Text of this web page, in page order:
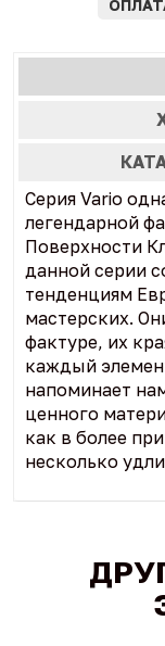
табы
Серия Vario
легендарной
Поверхности
данной серии
тенденциям
мастерских.
фактуре, их
каждый
напоминает
ценного
как в более
несколько